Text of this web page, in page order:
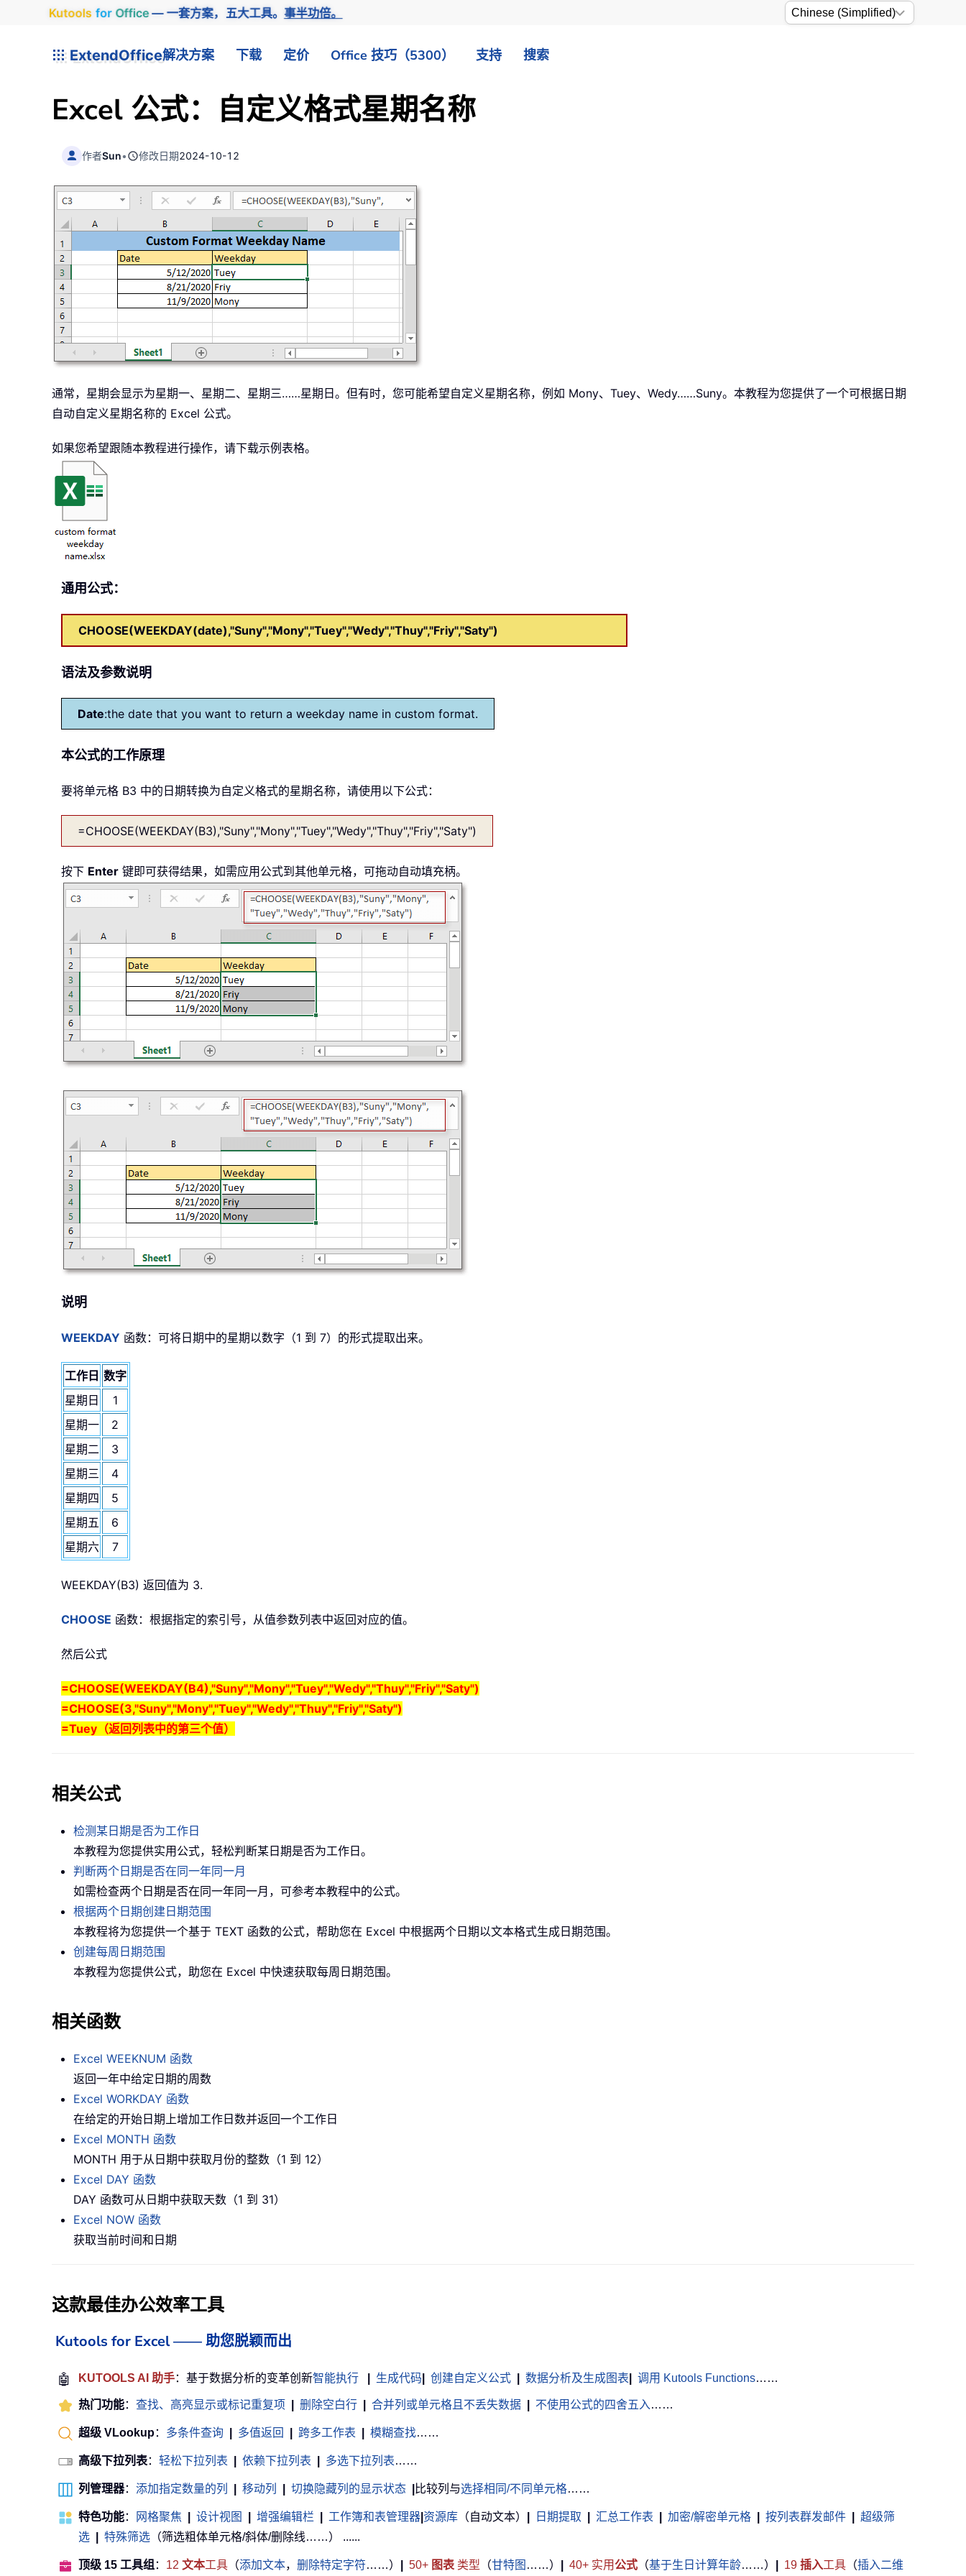
Kutools for Office— 一套方案，五大工具。事半功倍。
ExtendOffice解决方案 下载 定价 Office 技巧（5300） 支持 搜索
Excel 公式：自定义格式星期名称
作者Sun• 修改日期2024-10-12
通常，星期会显示为星期一、星期二、星期三……星期日。但有时，您可能希望自定义星期名称，例如 Mony、Tuey、Wedy……Suny。本教程为您提供了一个可根据日期
自动自定义星期名称的 Excel 公式。
如果您希望跟随本教程进行操作，请下载示例表格。
通用公式：
CHOOSE(WEEKDAY(date),"Suny","Mony","Tuey","Wedy","Thuy","Friy","Saty")
语法及参数说明
Date:the date that you want to return a weekday name in custom format.
本公式的工作原理
要将单元格 B3 中的日期转换为自定义格式的星期名称，请使用以下公式：
=CHOOSE(WEEKDAY(B3),"Suny","Mony","Tuey","Wedy","Thuy","Friy","Saty")
按下 Enter 键即可获得结果，如需应用公式到其他单元格，可拖动自动填充柄。
说明
WEEKDAY 函数：可将日期中的星期以数字（1 到 7）的形式提取出来。
工作日 数字
星期日
1
星期一
2
星期二
3
星期三
4
星期四
5
星期五
6
星期六
7
WEEKDAY(B3) 返回值为 3.
CHOOSE 函数：根据指定的索引号，从值参数列表中返回对应的值。
然后公式
=CHOOSE(WEEKDAY(B4),"Suny","Mony","Tuey","Wedy","Thuy","Friy","Saty")
=CHOOSE(3,"Suny","Mony","Tuey","Wedy","Thuy","Friy","Saty")
=Tuey（返回列表中的第三个值）
相关公式
检测某日期是否为工作日
本教程为您提供实用公式，轻松判断某日期是否为工作日。
判断两个日期是否在同一年同一月
如需检查两个日期是否在同一年同一月，可参考本教程中的公式。
根据两个日期创建日期范围
本教程将为您提供一个基于 TEXT 函数的公式，帮助您在 Excel 中根据两个日期以文本格式生成日期范围。
创建每周日期范围
本教程为您提供公式，助您在 Excel 中快速获取每周日期范围。
相关函数
Excel WEEKNUM 函数
返回一年中给定日期的周数
Excel WORKDAY 函数
在给定的开始日期上增加工作日数并返回一个工作日
Excel MONTH 函数
MONTH 用于从日期中获取月份的整数（1 到 12）
Excel DAY 函数
DAY 函数可从日期中获取天数（1 到 31）
Excel NOW 函数
获取当前时间和日期
这款最佳办公效率工具
Kutools for Excel —— 助您脱颖而出
🤖 KUTOOLS AI 助手：基于数据分析的变革创新智能执行 生成代码 创建自定义公式 数据分析及生成图表 调用 Kutools Functions……
热门功能： 查找、高亮显示或标记重复项 删除空白行 合并列或单元格且不丢失数据 不使用公式的四舍五入 ……
超级 VLookup： 多条件查询 多值返回 跨多工作表 模糊查找……
高级下拉列表： 轻松下拉列表 依赖下拉列表 多选下拉列表……
列管理器： 添加指定数量的列 移动列 切换隐藏列的显示状态 比较列与选择相同/不同单元格……
特色功能： 网格聚焦 设计视图 增强编辑栏 工作簿和表管理器 资源库 （自动文本） 日期提取 汇总工作表 加密/解密单元格 按列表群发邮件
超级筛
选
特殊筛选 （筛选粗体单元格/斜体/删除线……） ......
顶级 15 工具组 ： 12 文本工具 （添加文本， 删除特定字符……） 50+ 图表 类型 （甘特图 ……） 40+ 实用公式 （基于生日计算年龄……） 19 插入工具 （插入二维